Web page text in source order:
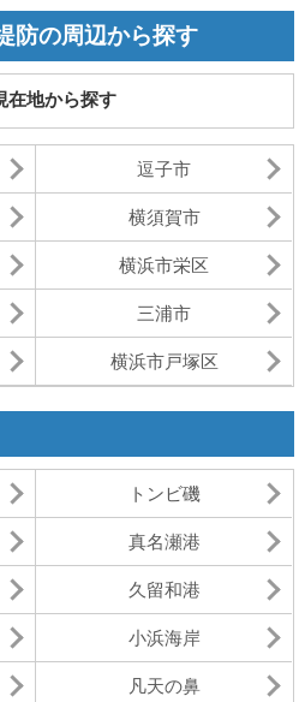
防の周辺から探す
在地から探す
逗子市
横須賀市
横浜市栄区
三浦市
横浜市戸塚区
トンビ磯
真名瀬港
久留和港
小浜海岸
凡天の鼻